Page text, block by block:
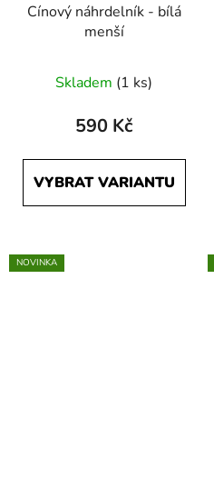
Cínový náhrdelník - bílá
menší
Skladem (1 ks)
590 Kč
VYBRAT VARIANTU
NOVINKA